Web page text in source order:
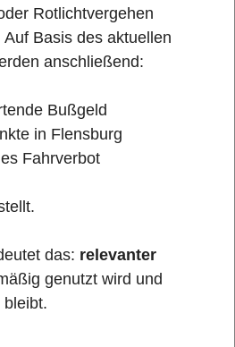
Rotlichtvergehen
Basis des aktuellen
anschließend:
Bußgeld
in Flensburg
Fahrverbot
das: relevanter
genutzt wird und
bleibt.